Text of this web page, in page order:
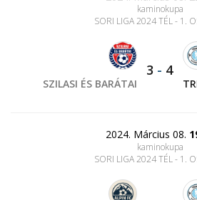
kaminokupa
SORI LIGA 2024 TÉL - 1.
SZILASI ÉS BARÁTAI
3 - 4
2024. Március 08.
kaminokupa
SORI LIGA 2024 TÉL - 1.